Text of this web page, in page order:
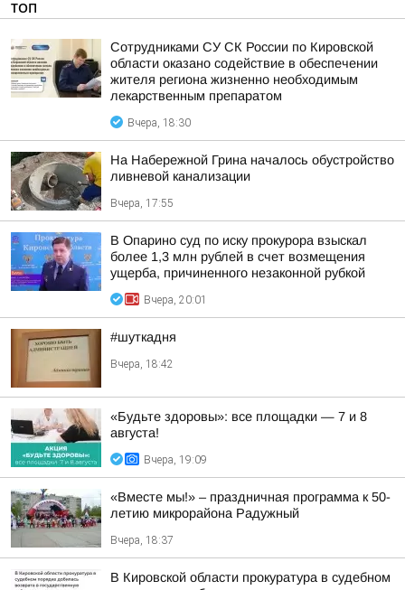
ТОП
Сотрудниками СУ СК России по Кировской
области оказано содействие в обеспечении
жителя региона жизненно необходимым
лекарственным препаратом
Вчера, 18:30
На Набережной Грина началось обустройство
ливневой канализации
Вчера, 17:55
В Опарино суд по иску прокурора взыскал
более 1,3 млн рублей в счет возмещения
ущерба, причиненного незаконной рубкой
Вчера, 20:01
#шуткадня
Вчера, 18:42
«Будьте здоровы»: все площадки — 7 и 8
августа!
Вчера, 19:09
«Вместе мы!» – праздничная программа к 50-
летию микрорайона Радужный
Вчера, 18:37
В Кировской области прокуратура в судебном